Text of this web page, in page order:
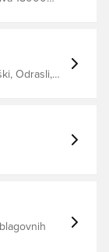
Odrasli,